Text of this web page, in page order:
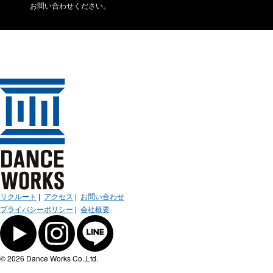
お問い合わせください。
リクルート | アクセス | お問い合わせ
プライバシーポリシー | 会社概要
© 2026 Dance Works Co.,Ltd.